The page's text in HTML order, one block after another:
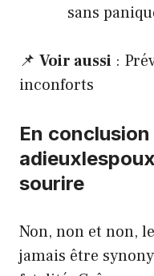
sans
📌 Voir aussi :
inconforts
En
sourire
Non, non et non,
jamais être